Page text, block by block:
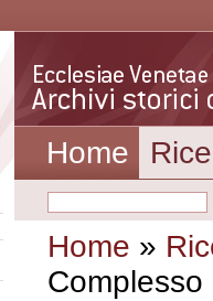
Home
Home »